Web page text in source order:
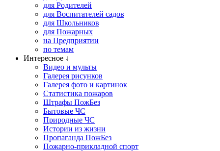
для Родителей
для Воспитателей садов
для Школьников
для Пожарных
на Предприятии
по темам
Интересное ↓
Видео и мульты
Галерея рисунков
Галерея фото и картинок
Статистика пожаров
Штрафы ПожБез
Бытовые ЧС
Природные ЧС
Истории из жизни
Пропаганда ПожБез
Пожарно-прикладной спорт